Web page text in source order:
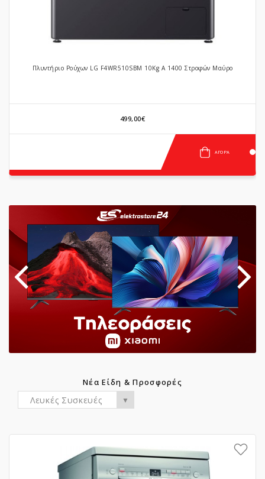
Πλυντήριο Ρούχων LG F4WR510SBM 10Kg A 1400 Στροφών Μαύρο
499,00€
ΑΓΟΡΆ
Νέα Είδη & Προσφορές
Λευκές Συσκευές ▼
Επιθυμητό